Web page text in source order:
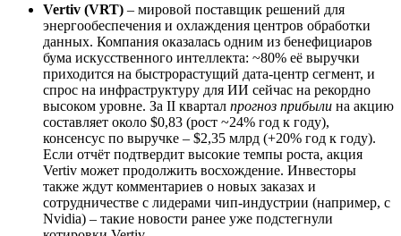
Vertiv (VRT) – мировой поставщик решений для
энергообеспечения и охлаждения центров обработки
данных. Компания оказалась одним из бенефициаров
бума искусственного интеллекта: ~80% её выручки
приходится на быстрорастущий дата-центр сегмент, и
спрос на инфраструктуру для ИИ сейчас на рекордно
высоком уровне. За II квартал прогноз прибыли на акцию
составляет около $0,83 (рост ~24% год к году),
консенсус по выручке – $2,35 млрд (+20% год к году).
Если отчёт подтвердит высокие темпы роста, акция
Vertiv может продолжить восхождение. Инвесторы
также ждут комментариев о новых заказах и
сотрудничестве с лидерами чип-индустрии (например, с
Nvidia) – такие новости ранее уже подстегнули